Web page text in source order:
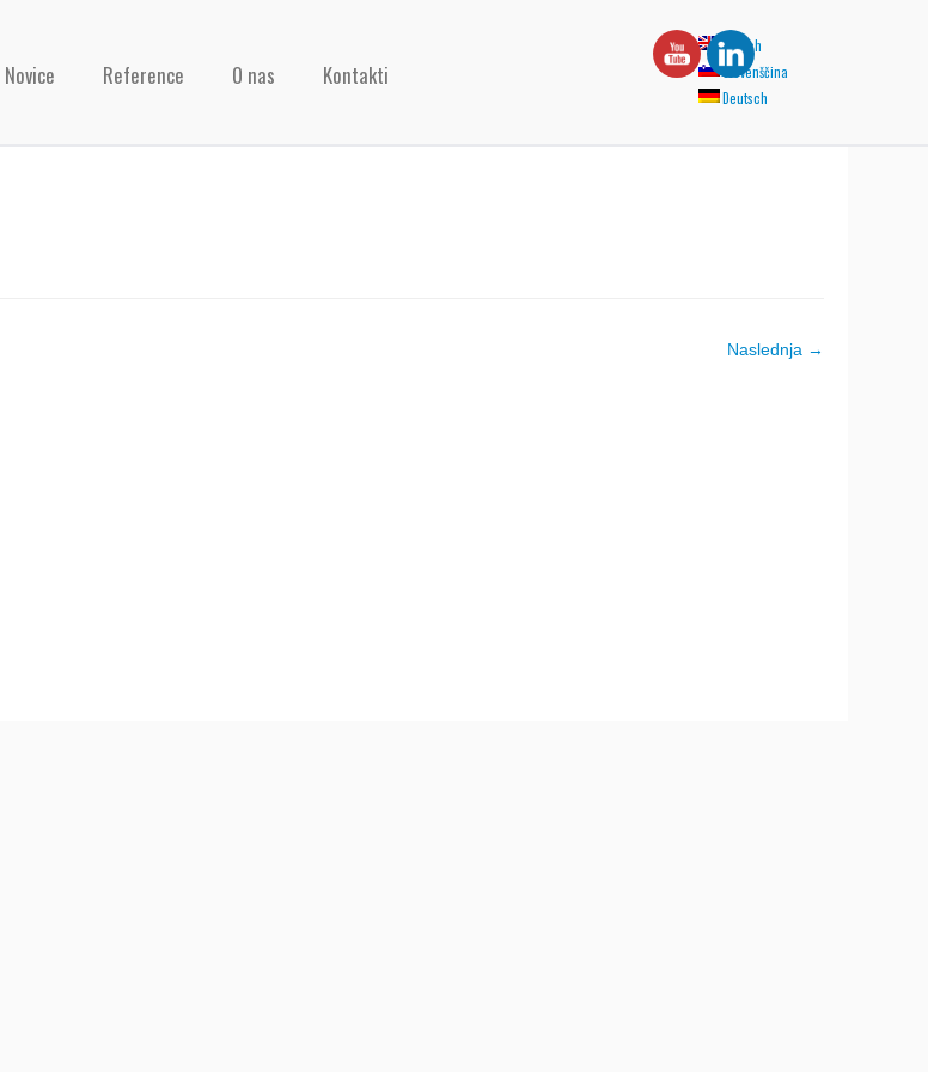
English
Slovenščina
Deutsch
Novice Reference O nas Kontakti
Naslednja →